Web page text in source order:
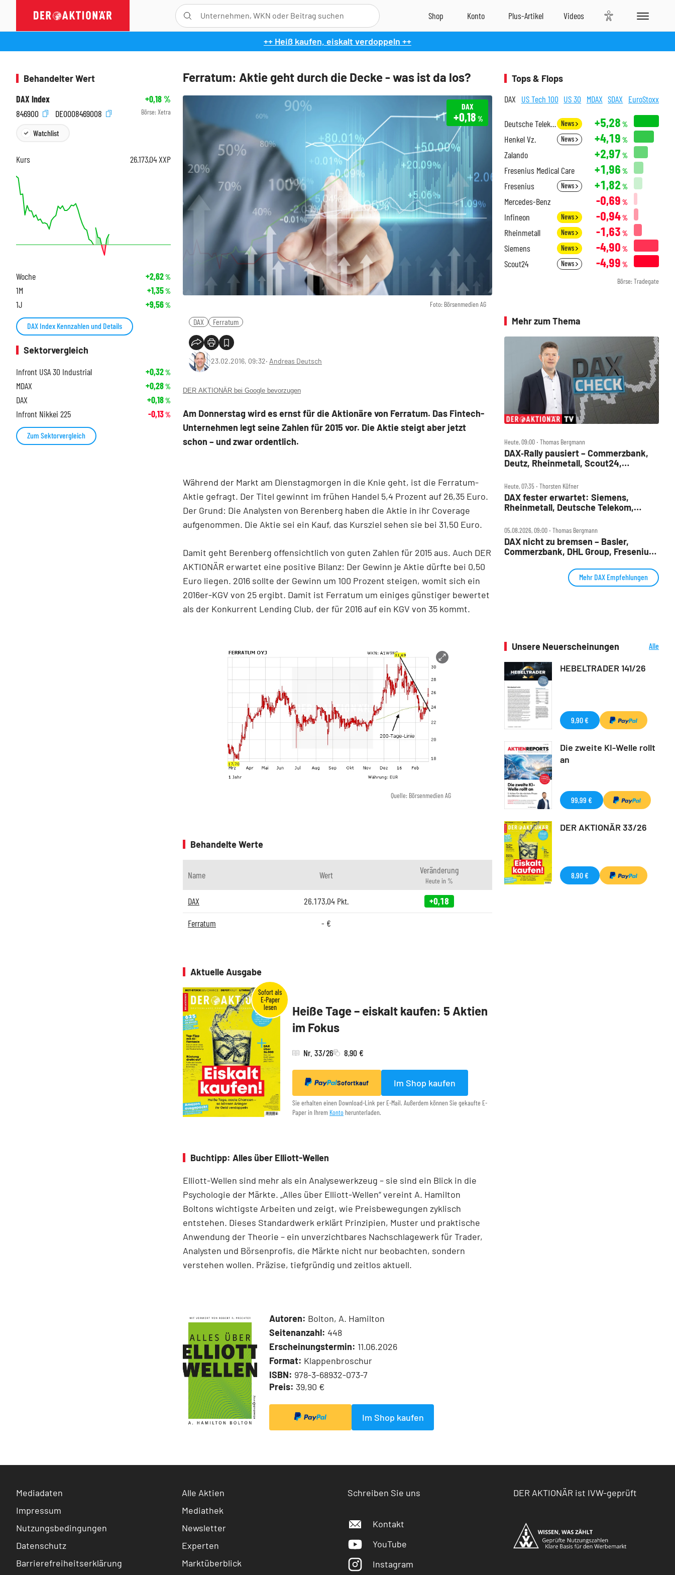
++ Heiß kaufen, eiskalt verdoppeln ++
Ferratum: Aktie geht durch die Decke - was ist da los?
Foto: Börsenmedien AG
DAX
+0,18 %
DAX Ferratum
23.02.2016, 09:32‧ Andreas Deutsch
DER AKTIONÄR bei Google bevorzugen
Am Donnerstag wird es ernst für die Aktionäre von Ferratum. Das Fintech-
Unternehmen legt seine Zahlen für 2015 vor. Die Aktie steigt aber jetzt
schon – und zwar ordentlich.
Während der Markt am Dienstagmorgen in die Knie geht, ist die Ferratum-
Aktie gefragt. Der Titel gewinnt im frühen Handel 5,4 Prozent auf 26,35 Euro.
Der Grund: Die Analysten von Berenberg haben die Aktie in ihr Coverage
aufgenommen. Die Aktie sei ein Kauf, das Kursziel sehen sie bei 31,50 Euro.
Damit geht Berenberg offensichtlich von guten Zahlen für 2015 aus. Auch DER
AKTIONÄR erwartet eine positive Bilanz: Der Gewinn je Aktie dürfte bei 0,50
Euro liegen. 2016 sollte der Gewinn um 100 Prozent steigen, womit sich ein
2016er-KGV von 25 ergibt. Damit ist Ferratum um einiges günstiger bewertet
als der Konkurrent Lending Club, der für 2016 auf ein KGV von 35 kommt.
Quelle: Börsenmedien AG
Behandelte Werte
Name Wert Veränderung
Heute in %
DAX 26.173,04Pkt.
+0,18
Ferratum
- €
Aktuelle Ausgabe
Heiße Tage – eiskalt kaufen: 5 Aktien
im Fokus
Nr. 33/26 8,90 €
Sofortkauf Im Shop kaufen
Sie erhalten einen Download-Link per E-Mail. Außerdem können Sie gekaufte E-
Paper in Ihrem Konto herunterladen.
Buchtipp: Alles über Elliott-Wellen
Elliott-Wellen sind mehr als ein Analysewerkzeug – sie sind ein Blick in die
Psychologie der Märkte. „Alles über Elliott-Wellen“ vereint A. Hamilton
Boltons wichtigste Arbeiten und zeigt, wie Preisbewegungen zyklisch
entstehen. Dieses Standardwerk erklärt Prinzipien, Muster und praktische
Anwendung der Theorie – ein unverzichtbares Nachschlagewerk für Trader,
Analysten und Börsenprofis, die Märkte nicht nur beobachten, sondern
verstehen wollen. Präzise, tiefgründig und zeitlos aktuell.
Autoren: Bolton, A. Hamilton
Seitenanzahl: 448
Erscheinungstermin: 11.06.2026
Format: Klappenbroschur
ISBN: 978-3-68932-073-7
Preis: 39,90 €
Im Shop kaufen
Behandelter Wert
DAX Index
+0,18%
846900
DE0008469008 Börse: Xetra
Watchlist
Kurs 26.173,04XXP
Woche +2,62%
1M +1,35%
1J +9,56%
DAX Index Kennzahlen und Details
Sektorvergleich
Infront USA 30 Industrial
+0,32%
MDAX +0,28%
DAX +0,18%
Infront Nikkei 225 -0,13%
Zum Sektorvergleich
Tops & Flops
DAX US Tech 100 US 30 MDAX SDAX EuroStoxx
Deutsche Telekom News +5,28 %
Henkel Vz. News +4,19 %
Zalando +2,97 %
Fresenius Medical Care +1,96 %
Fresenius News +1,82 %
Mercedes-Benz -0,69 %
Infineon News -0,94%
Rheinmetall News -1,63 %
Siemens News -4,90 %
Scout24 News -4,99 %
Börse: Tradegate
Mehr zum Thema
Heute, 09:00 ‧ Thomas Bergmann
DAX‑Rally pausiert – Commerzbank,
Deutz, Rheinmetall, Scout24,
Check
Heute, 07:35 ‧ Thorsten Küfner
DAX fester erwartet: Siemens,
Rheinmetall, Deutsche Telekom,
05.08.2026, 09:00 ‧ Thomas Bergmann
DAX nicht zu bremsen – Basler,
Commerzbank, DHL Group, Fresenius,
Mehr DAX Empfehlungen
Unsere Neuerscheinungen
Alle
HEBELTRADER 141/26
9,90 €
Die zweite KI-Welle rollt
an
99,99 €
DER AKTIONÄR 33/26
8,90 €
Mediadaten
Impressum
Nutzungsbedingungen
Datenschutz
Barrierefreiheitserklärung
Alle Aktien
Mediathek
Newsletter
Experten
Marktüberblick
Schreiben Sie uns
Kontakt
YouTube
Instagram
DER AKTIONÄR ist IVW-geprüft